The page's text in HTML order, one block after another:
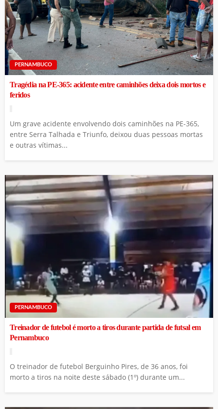
PERNAMBUCO
Tragédia na PE-365: acidente entre caminhões deixa dois mortos e
feridos
Um grave acidente envolvendo dois caminhões na PE-365,
entre Serra Talhada e Triunfo, deixou duas pessoas mortas
e outras vítimas...
PERNAMBUCO
Treinador de futebol é morto a tiros durante partida de futsal em
Pernambuco
O treinador de futebol Berguinho Pires, de 36 anos, foi
morto a tiros na noite deste sábado (1º) durante um...